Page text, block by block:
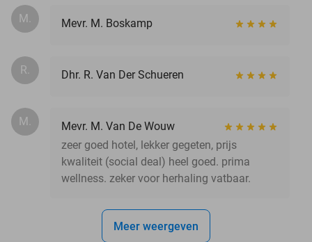
M. Mevr. M. Boskamp
R. Dhr. R. Van Der Schueren
M.
Mevr. M. Van De Wouw
zeer goed hotel, lekker gegeten, prijs
kwaliteit (social deal) heel goed. prima
wellness. zeker voor herhaling vatbaar.
Meer weergeven